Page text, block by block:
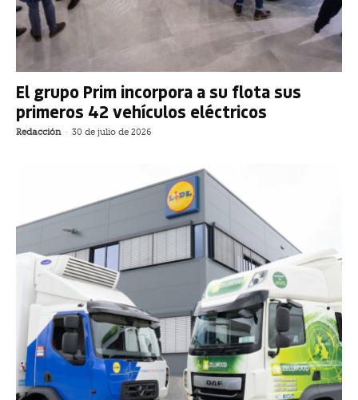
El grupo Prim incorpora a su flota sus
primeros 42 vehículos eléctricos
Redacción - 30 de julio de 2026